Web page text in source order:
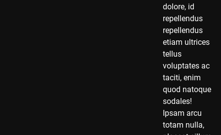
dolore, id
repellendus
repellendus
etiam ultrices
tellus
voluptates ac
taciti, enim
quod natoque
sodales!
Ipsam arcu
totam nulla,